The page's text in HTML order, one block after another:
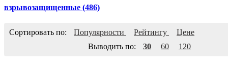
взрывозащищенные (486)
Сортировать по: Популярности Рейтингу
Цене
Выводить по:
30 60 120